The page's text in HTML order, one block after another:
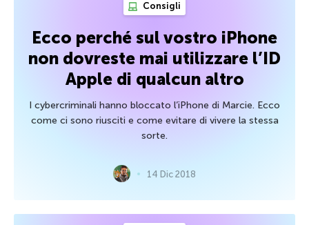
Consigli
Ecco perché sul vostro iPhone
non dovreste mai utilizzare l’ID
Apple di qualcun altro
I cybercriminali hanno bloccato l’iPhone di Marcie. Ecco
come ci sono riusciti e come evitare di vivere la stessa
sorte.
14 Dic 2018